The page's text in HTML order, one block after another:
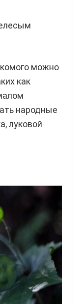
можно
как
народные
луковой